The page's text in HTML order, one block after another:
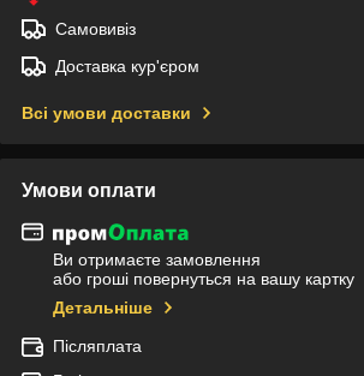
Самовивіз
Доставка кур'єром
Всі умови доставки
Умови оплати
Ви отримаєте замовлення
або гроші повернуться на вашу картку
Детальніше
Післяплата